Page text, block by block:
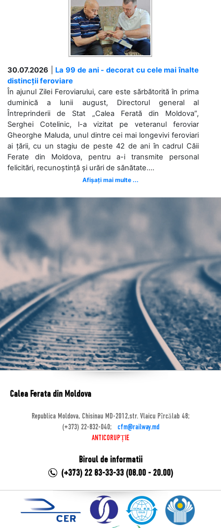
30.07.2026
La 99 de ani - decorat cu cele mai înalte
distincții feroviare
În ajunul Zilei Feroviarului, care este sărbătorită în prima
duminică a lunii august, Directorul general al
Întreprinderii de Stat „Calea Ferată din Moldova”,
Serghei Cotelinic, l-a vizitat pe veteranul feroviar
Gheorghe Maluda, unul dintre cei mai longevivi feroviari
ai țării, cu un stagiu de peste 42 de ani în cadrul Căii
Ferate din Moldova, pentru a-i transmite personal
felicitări, recunoștință și urări de sănătate....
Afișați mai multe ...
Calea Ferata din Moldova
Republica Moldova, Chisinau MD-2012,str. Vlaicu Pîrcălab 48;
(+373) 22-832-040;
cfm@railway.md
ANTICORUPȚIE
Biroul de informatii
(+373) 22 83-33-33 (08.00 - 20.00)